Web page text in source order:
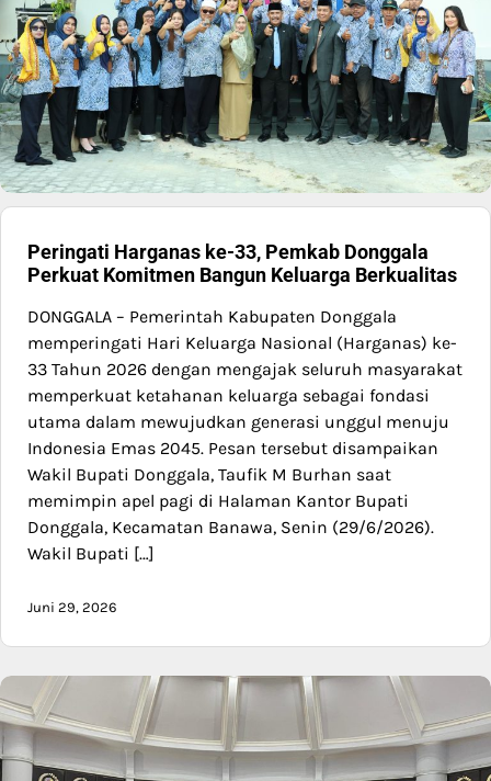
Peringati Harganas ke-33, Pemkab Donggala
Perkuat Komitmen Bangun Keluarga Berkualitas
DONGGALA – Pemerintah Kabupaten Donggala
memperingati Hari Keluarga Nasional (Harganas) ke-
33 Tahun 2026 dengan mengajak seluruh masyarakat
memperkuat ketahanan keluarga sebagai fondasi
utama dalam mewujudkan generasi unggul menuju
Indonesia Emas 2045. Pesan tersebut disampaikan
Wakil Bupati Donggala, Taufik M Burhan saat
memimpin apel pagi di Halaman Kantor Bupati
Donggala, Kecamatan Banawa, Senin (29/6/2026).
Wakil Bupati […]
Juni 29, 2026